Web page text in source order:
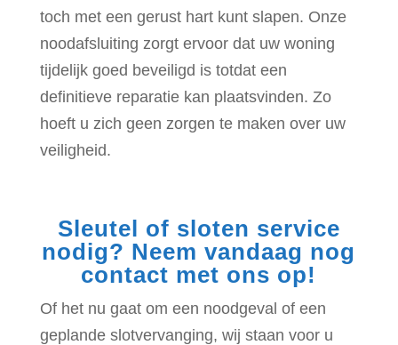
toch met een gerust hart kunt slapen. Onze
noodafsluiting zorgt ervoor dat uw woning
tijdelijk goed beveiligd is totdat een
definitieve reparatie kan plaatsvinden. Zo
hoeft u zich geen zorgen te maken over uw
veiligheid.
Sleutel of sloten service
nodig? Neem vandaag nog
contact met ons op!
Of het nu gaat om een noodgeval of een
geplande slotvervanging, wij staan voor u